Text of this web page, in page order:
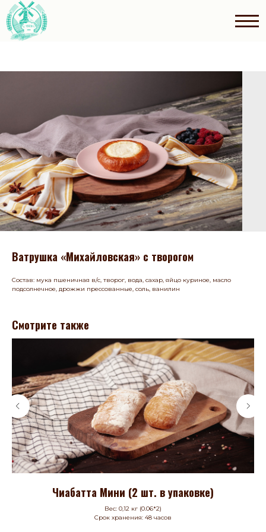
Ватрушка «Михайловская» с творогом
Состав: мука пшеничная в/с, творог, вода, сахар, яйцо куриное, масло
подсолнечное, дрожжи прессованные, соль, ванилин
Смотрите также
Чиабатта Мини (2 шт. в упаковке)
Вес: 0,12 кг (0.06*2)
Срок хранения: 48 часов